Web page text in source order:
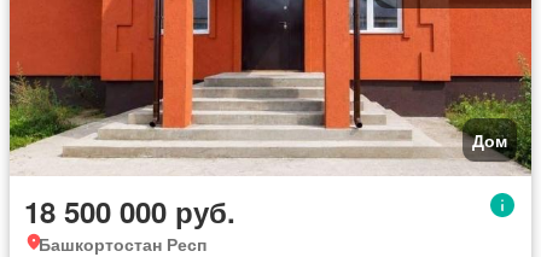
Дом
18 500 000 руб.
Башкортостан Респ